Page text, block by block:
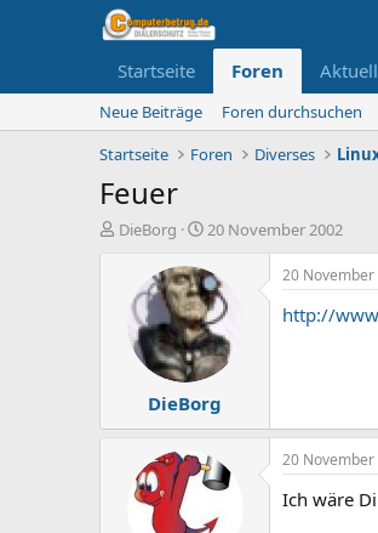
Startseite Foren
Neue Beiträge
Foren durchsuchen
Startseite
Foren Diverses
Feuer
E
DieBorg
E
s
t
e
l
l
t
a
m
20 November 2002
DieBorg
20 November
http://
20 November
Ich wäre